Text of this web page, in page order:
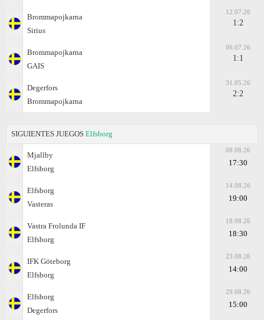
Brommapojkarna
Sirius
12.07.26
1:2
Brommapojkarna
GAIS
06.07.26
1:1
Degerfors
Brommapojkarna
31.05.26
2:2
SIGUIENTES JUEGOS Elfsborg
Mjallby
Elfsborg
08.08.26
17:30
Elfsborg
Vasteras
14.08.26
19:00
Vastra Frolunda IF
Elfsborg
18.08.26
18:30
IFK Göteborg
Elfsborg
23.08.26
14:00
Elfsborg
Degerfors
29.08.26
15:00